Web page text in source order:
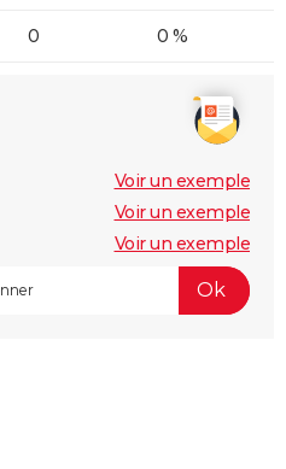
0 0 %
Voir un exemple
Voir un exemple
Voir un exemple